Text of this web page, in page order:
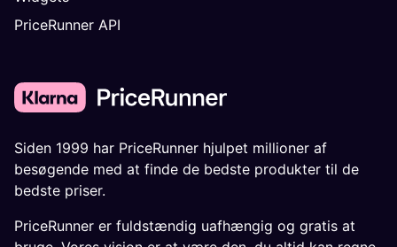
PriceRunner API
Siden 1999 har PriceRunner hjulpet millioner af
besøgende med at finde de bedste produkter til de
bedste priser.
PriceRunner er fuldstændig uafhængig og gratis at